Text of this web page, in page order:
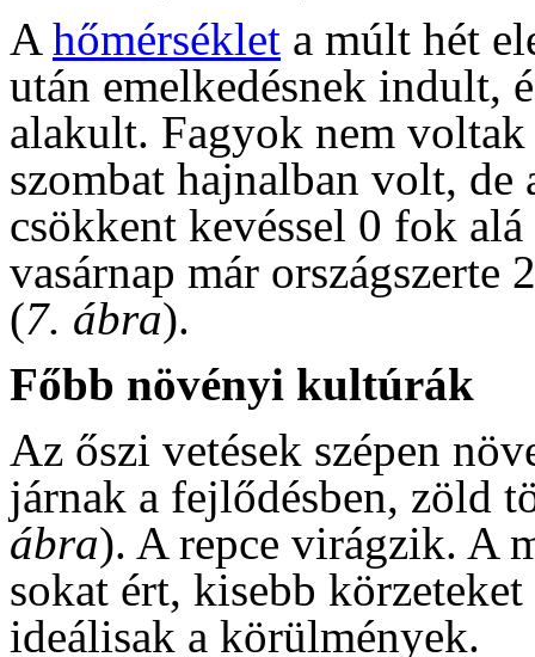
A hőmérséklet a múlt hét
után emelkedésnek indult,
alakult. Fagyok nem
szombat hajnalban volt,
csökkent kevéssel 0 fok
vasárnap már
(7. ábra).
Főbb növényi kultúrák
Az őszi vetések szépen
járnak a fejlődésben, zöld
ábra). A repce virágzik. A
sokat ért, kisebb
ideálisak a körülmények.